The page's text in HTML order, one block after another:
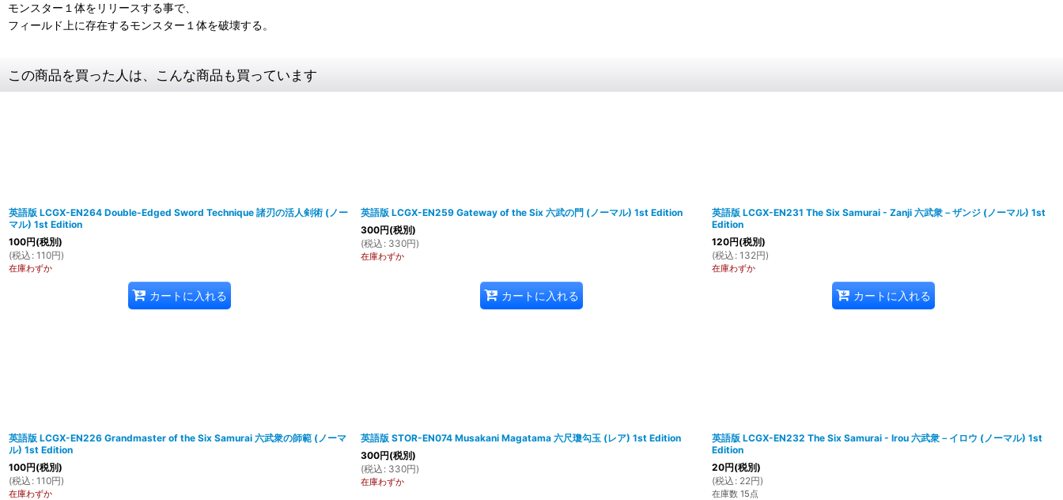
モンスター１体をリリースする事で、
フィールド上に存在するモンスター１体を破壊する。
この商品を買った人は、こんな商品も買っています
英語版 LCGX-EN264 Double-Edged Sword Technique 諸刃の活人剣術 (ノー
マル) 1st Edition
100円(税別)
(税込 : 110円)
在庫わずか
カートに入れる
英語版 LCGX-EN259 Gateway of the Six 六武の門 (ノーマル) 1st Edition
300円(税別)
(税込 : 330円)
在庫わずか
カートに入れる
英語版 LCGX-EN231 The Six Samurai - Zanji 六武衆－ザンジ (ノーマル) 1st
Edition
120円(税別)
(税込 : 132円)
在庫わずか
カートに入れる
英語版 LCGX-EN226 Grandmaster of the Six Samurai 六武衆の師範 (ノーマ
ル) 1st Edition
100円(税別)
(税込 : 110円)
在庫わずか
英語版 STOR-EN074 Musakani Magatama 六尺瓊勾玉 (レア) 1st Edition
300円(税別)
(税込 : 330円)
在庫わずか
英語版 LCGX-EN232 The Six Samurai - Irou 六武衆－イロウ (ノーマル) 1st
Edition
20円(税別)
(税込 : 22円)
在庫数 15点